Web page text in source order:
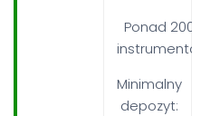
Ponad 2000
instrumentów
Minimalny
depozyt: